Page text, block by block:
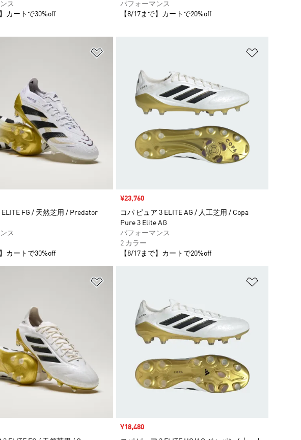
ス
カートで30%off
パフォーマンス
【8/17まで】カートで20%off
FG / 天然芝用 / Predator
ス
カートで30%off
セール価格
¥23,760
コパ ピュア 3 ELITE AG / 人工芝用 / Copa
Pure 3 Elite AG
パフォーマンス
2 カラー
【8/17まで】カートで20%off
セール価格
¥18,480